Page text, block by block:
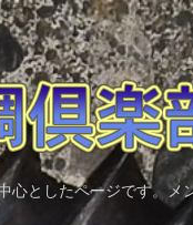
心としたページです。メ